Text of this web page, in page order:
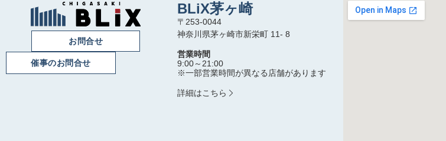
お問合せ
催事のお問合せ
BLiX茅ヶ崎
〒253-0044
神奈川県茅ヶ崎市新栄町 11- 8
営業時間
9:00～21:00
※一部営業時間が異なる店舗があります
詳細はこちら